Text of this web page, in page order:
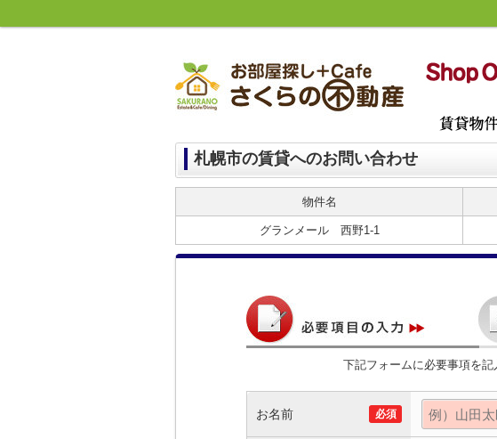
札幌市の賃貸へのお問い合わせ
物件名
グランメール 西野1-1
下記フォームに必要事項を
お名前 必須